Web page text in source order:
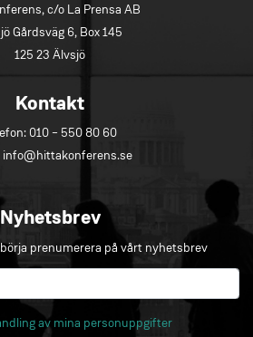
c/o La Prensa AB
Gårdsväg 6, Box 145
125 23 Älvsjö
Kontakt
010 – 550 80 60
info@hittakonferens.se
Nyhetsbrev
prenumerera på vårt nyhetsbrev
av mina personuppgifter